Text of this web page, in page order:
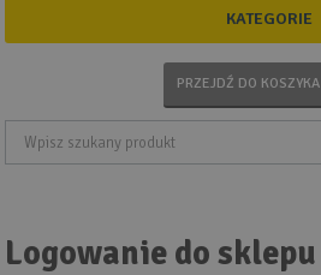
KATEGORIE
PRZEJDŹ DO KOSZYKA
.Logowanie do sklepu